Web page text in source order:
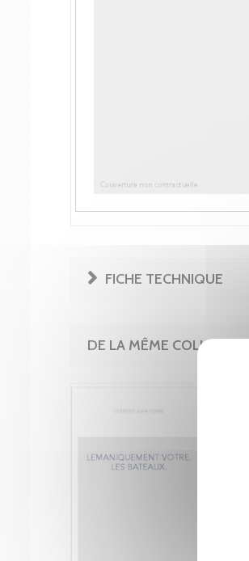
FICHE TECHNIQUE
DE LA MÊME COLLECTION